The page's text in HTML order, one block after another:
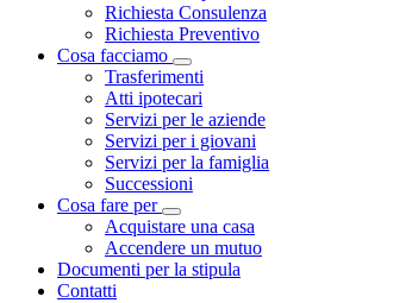
Richiesta Consulenza
Richiesta Preventivo
Cosa facciamo
Visualizza menù di secondo livello
Trasferimenti
Atti ipotecari
Servizi per le aziende
Servizi per i giovani
Servizi per la famiglia
Successioni
Cosa fare per
Visualizza menù di secondo livello
Acquistare una casa
Accendere un mutuo
Documenti per la stipula
Contatti